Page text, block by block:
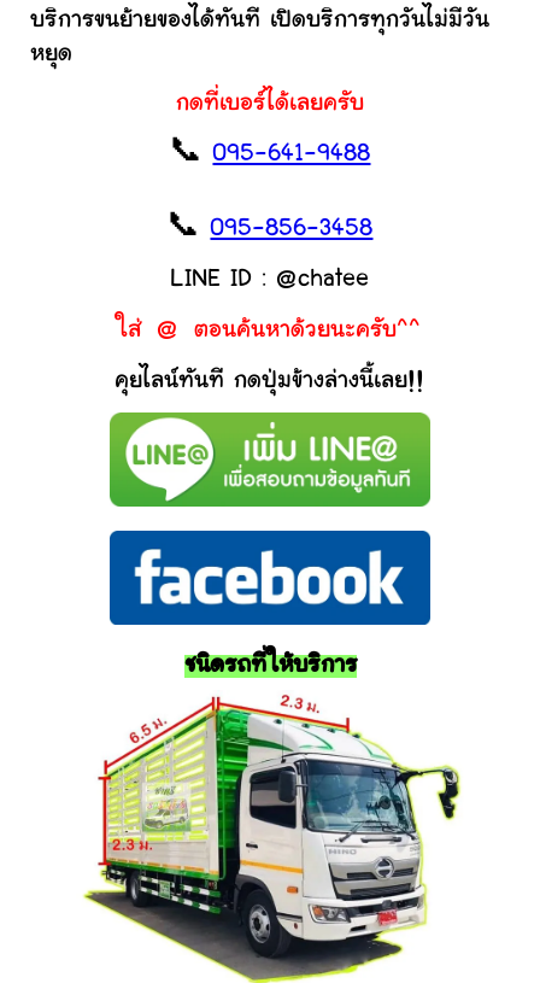
บริการขนย้ายของได้ทันที เปิดบริการทุกวันไม่มีวัน
หยุด
กดที่เบอร์ได้เลยครับ
📞095-641-9488
📞095-856-3458
LINE ID : @chatee
ใส่ @ ตอนค้นหาด้วยนะครับ^^
คุยไลน์ทันที กดปุ่มข้างล่างนี้เลย!!
ชนิดรถที่ให้บริการ